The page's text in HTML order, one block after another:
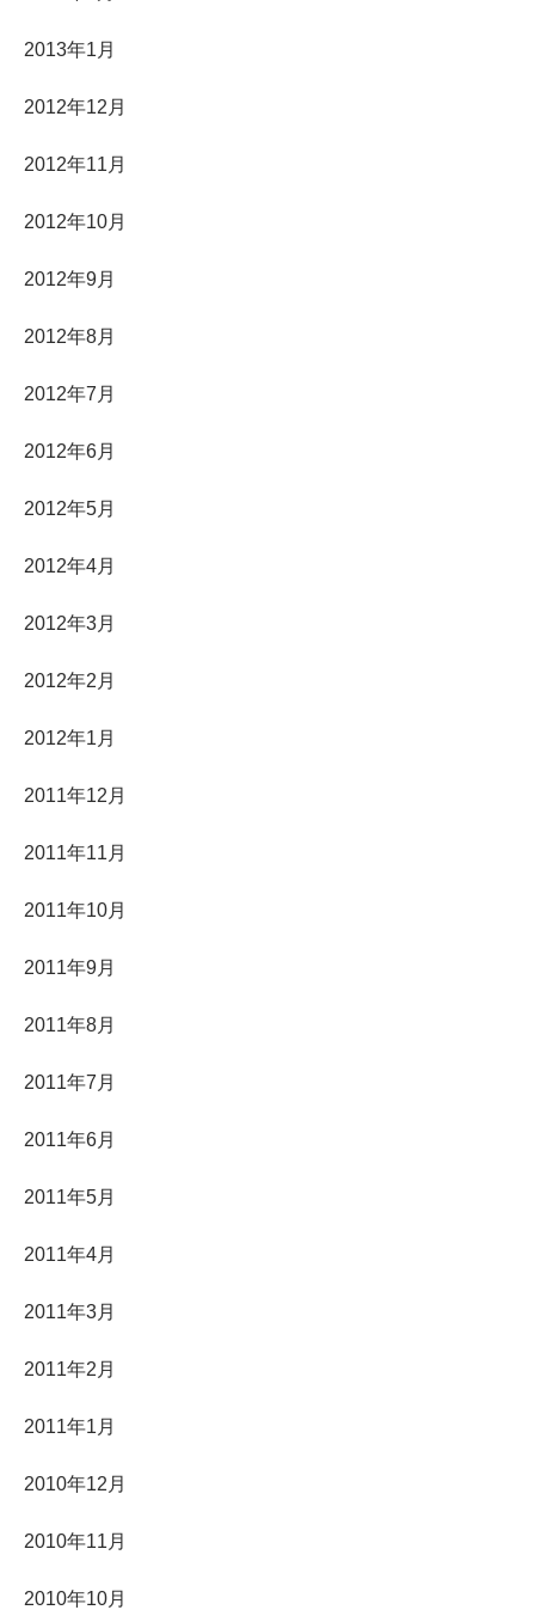
2013年1月
2012年12月
2012年11月
2012年10月
2012年9月
2012年8月
2012年7月
2012年6月
2012年5月
2012年4月
2012年3月
2012年2月
2012年1月
2011年12月
2011年11月
2011年10月
2011年9月
2011年8月
2011年7月
2011年6月
2011年5月
2011年4月
2011年3月
2011年2月
2011年1月
2010年12月
2010年11月
2010年10月